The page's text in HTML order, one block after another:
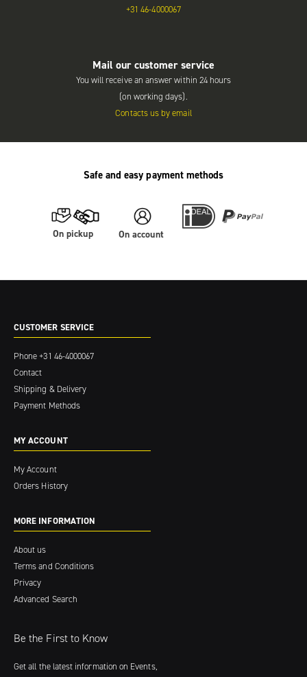
+31 46-4000067
Mail our customer service
You will receive an answer within 24 hours
(on working days).
Contacts us by email
Safe and easy payment methods
On pickup On account
CUSTOMER SERVICE
Phone+31 46-4000067
Contact
Shipping & Delivery
Payment Methods
MY ACCOUNT
My Account
Orders History
MORE INFORMATION
About us
Terms and Conditions
Privacy
Advanced Search
Be the First to Know
Get all the latest information on Events,